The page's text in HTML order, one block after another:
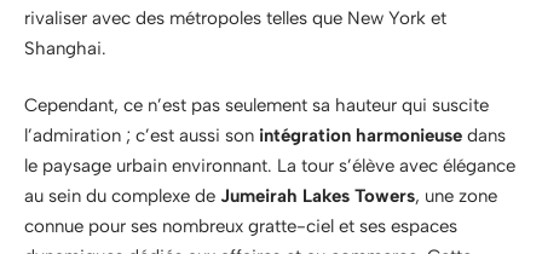
rivaliser avec des métropoles telles que New York et
Shanghai.
Cependant, ce n’est pas seulement sa hauteur qui suscite
l’admiration ; c’est aussi son intégration harmonieuse dans
le paysage urbain environnant. La tour s’élève avec élégance
au sein du complexe de Jumeirah Lakes Towers, une zone
connue pour ses nombreux gratte-ciel et ses espaces